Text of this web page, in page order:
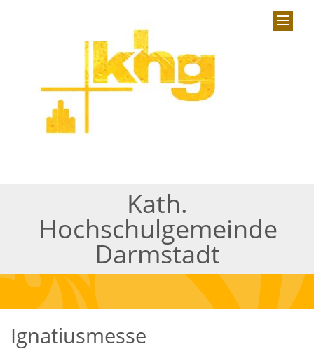
Kath.
Hochschulgemeinde
Darmstadt
Ignatiusmesse